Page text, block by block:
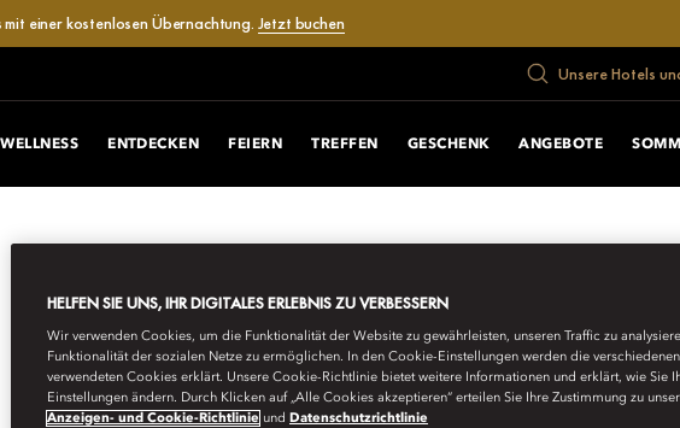
einer kostenlosen Übernachtung. Jetzt buchen
Unsere Hotels
WELLNESS ENTDECKEN FEIERN TREFFEN GESCHENK ANGEBOTE
HELFEN SIE UNS, IHR DIGITALES ERLEBNIS ZU VERBESSERN
Wir verwenden Cookies, um die Funktionalität der Website zu gewährleisten, unseren Traffic zu
Funktionalität der sozialen Netze zu ermöglichen. In den Cookie-Einstellungen werden die
verwendeten Cookies erklärt. Unsere Cookie-Richtlinie bietet weitere Informationen und erklärt, wie Sie
Einstellungen ändern. Durch Klicken auf „Alle Cookies akzeptieren“ erteilen Sie Ihre Zustimmung zu
Anzeigen- und Cookie-Richtlinie und Datenschutzrichtlinie